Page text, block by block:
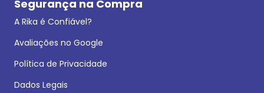
Segurança na Compra
A Rika é Confiável?
Avaliações no Google
Política de Privacidade
Dados Legais